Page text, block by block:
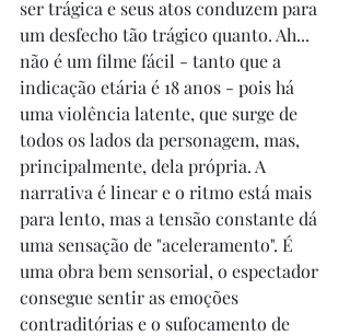
ser trágica e seus atos conduzem para
um desfecho tão trágico quanto. Ah...
não é um filme fácil - tanto que a
indicação etária é 18 anos - pois há
uma violência latente, que surge de
todos os lados da personagem, mas,
principalmente, dela própria. A
narrativa é linear e o ritmo está mais
para lento, mas a tensão constante dá
uma sensação de "aceleramento". É
uma obra bem sensorial, o espectador
consegue sentir as emoções
contraditórias e o sufocamento de